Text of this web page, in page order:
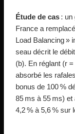
Étude de cas : un
France a
Load Balancing »
seau décrit le
(b). En réglant (r
absorbé les
bonus de 100 %
85 ms à 55 ms)
4,2 % à 5,6 % sur